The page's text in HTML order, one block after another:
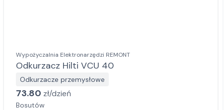
Wypożyczalnia Elektronarzędzi REMONT
Odkurzacz Hilti VCU 40
Odkurzacze przemysłowe
73.80 zł/dzień
Bosutów